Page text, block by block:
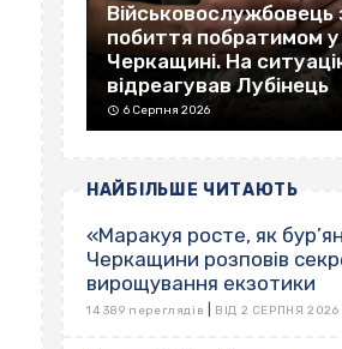
Військовослужбовець
побиття побратимом у
Черкащині. На
відреагував Лубінець
6 Серпня 2026
НАЙБІЛЬШЕ ЧИТАЮТЬ
«Маракуя росте, як
Черкащини розповів
вирощування екзотики
14 389 переглядів ВІД 2 СЕРПНЯ 2026